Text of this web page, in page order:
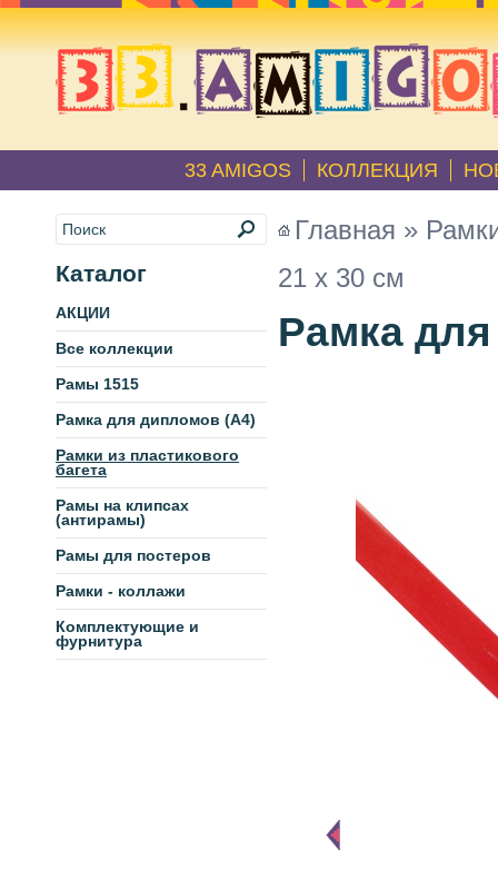
33 AMIGOS КОЛЛЕКЦИЯ
Каталог
АКЦИИ
Все коллекции
Рамы 1515
Рамка для дипломов (А4)
Рамки из пластикового
багета
Рамы на клипсах
(антирамы)
Рамы для постеров
Рамки - коллажи
Комплектующие и
фурнитура
Главная »
21 х 30 см
Рамка